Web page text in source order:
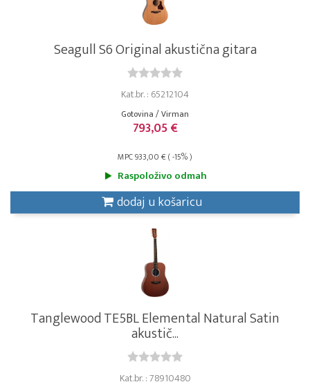
Seagull S6 Original akustična gitara
Kat.br. : 65212104
Gotovina / Virman
793,05 €
MPC 933,00 € ( -15% )
Raspoloživo odmah
dodaj u košaricu
Tanglewood TE5BL Elemental Natural Satin
akustič...
Kat.br. : 78910480